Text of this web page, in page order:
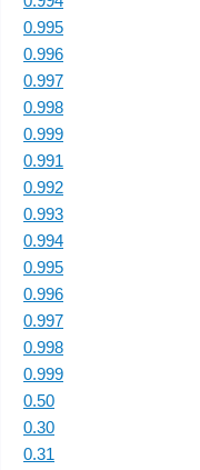
0.995
0.996
0.997
0.998
0.999
0.991
0.992
0.993
0.994
0.995
0.996
0.997
0.998
0.999
0.50
0.30
0.31